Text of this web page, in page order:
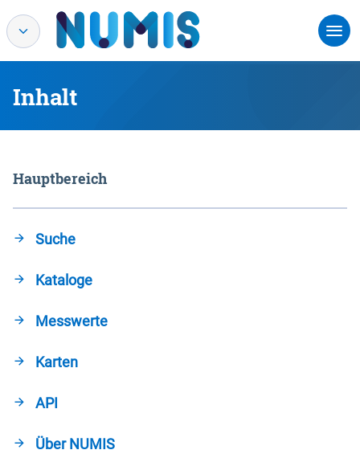
Inhalt
Hauptbereich
Suche
Kataloge
Messwerte
Karten
API
Über NUMIS